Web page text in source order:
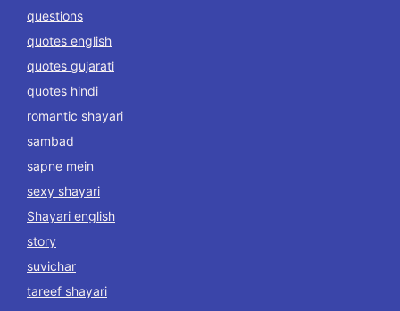
questions
quotes english
quotes gujarati
quotes hindi
romantic shayari
sambad
sapne mein
sexy shayari
Shayari english
story
suvichar
tareef shayari